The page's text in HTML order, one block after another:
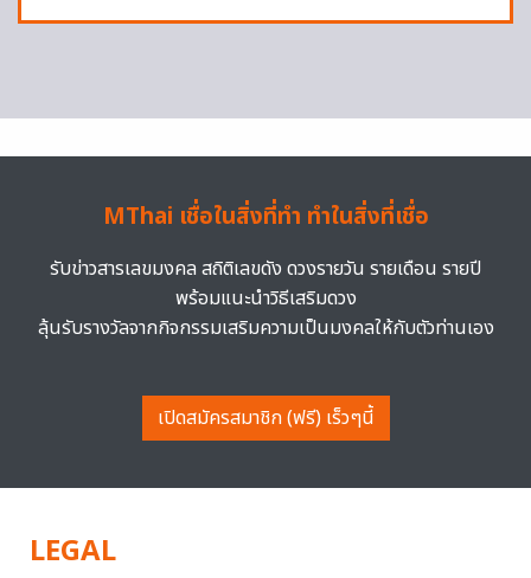
MThai เชื่อในสิ่งที่ทำ ทำในสิ่งที่เชื่อ
รับข่าวสารเลขมงคล สถิติเลขดัง ดวงรายวัน รายเดือน รายปี
พร้อมแนะนำวิธีเสริมดวง
ลุ้นรับรางวัลจากกิจกรรมเสริมความเป็นมงคลให้กับตัวท่านเอง
เปิดสมัครสมาชิก (ฟรี) เร็วๆนี้
LEGAL